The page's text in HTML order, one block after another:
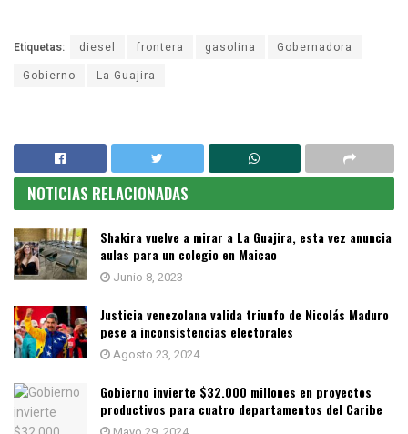
Etiquetas: diesel frontera gasolina
Gobernadora
Gobierno
La Guajira
NOTICIAS RELACIONADAS
Shakira vuelve a mirar a La Guajira, esta vez anuncia
aulas para un colegio en Maicao
Junio 8, 2023
Justicia venezolana valida triunfo de Nicolás Maduro
pese a inconsistencias electorales
Agosto 23, 2024
Gobierno invierte $32.000 millones en proyectos
productivos para cuatro departamentos del Caribe